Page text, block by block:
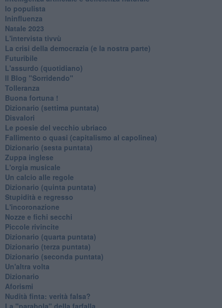
Io populista
Ininfluenza
Natale 2023
L'intervista tivvù
La crisi della democrazia (e la nostra parte)
Futuribile
L'assurdo (quotidiano)
Il Blog "Sorridendo"
Tolleranza
Buona fortuna !
​Dizionario (settima puntata)
Disvalori
Le poesie del vecchio ubriaco
Fallimento o quasi (capitalismo al capolinea)
Dizionario (sesta puntata)
Zuppa inglese
L'orgia musicale
Un calcio alle regole
Dizionario (quinta puntata)
Stupidità e regresso
L'incoronazione
Nozze e fichi secchi
Piccole rivincite
​Dizionario (quarta puntata)
​Dizionario (terza puntata)
​Dizionario (seconda puntata)
Un'altra volta
Dizionario
Aforismi
Nudità finta: verità falsa?
La "parabola" della farfalla